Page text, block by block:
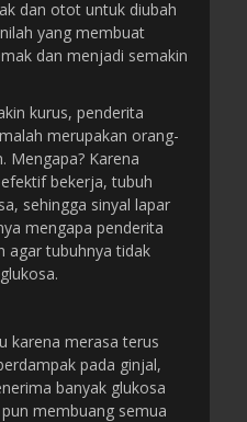
dan otot untuk diubah
yang membuat
dan menjadi semakin
kurus, penderita
merupakan orang-
Mengapa? Karena
bekerja, tubuh
sehingga sinyal lapar
mengapa penderita
agar tubuhnya tidak
karena merasa terus
pada ginjal,
banyak glukosa
membuang semua